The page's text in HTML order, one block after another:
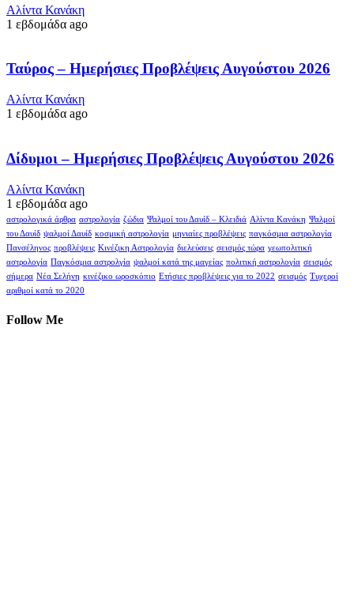
Αλίντα Κανάκη
1 εβδομάδα ago
Ταύρος – Ημερήσιες Προβλέψεις Αυγούστου 2026
Αλίντα Κανάκη
1 εβδομάδα ago
Δίδυμοι – Ημερήσιες Προβλέψεις Αυγούστου 2026
Αλίντα Κανάκη
1 εβδομάδα ago
αστρολογικά άρθρα αστρολογία ζώδια Ψαλμοί του Δαυίδ – Κλειδιά Αλίντα Κανάκη Ψαλμοί
του Δαυίδ ψαλμοί Δαυίδ κοσμική αστρολογία μηνιαίες προβλέψεις παγκόσμια αστρολογία
Πανσέληνος προβλέψεις Κινέζικη Αστρολογία διελεύσεις σεισμός τώρα γεωπολιτική
αστρολογία Παγκόσμια αστρολγία ψαλμοί κατά της μαγείας πολιτική αστρολογία σεισμός
σήμερα Νέα Σελήνη κινέζικο ωροσκόπιο Ετήσιες προβλέψεις για το 2022 σεισμός Τυχεροί
αριθμοί κατά το 2020
Follow Me